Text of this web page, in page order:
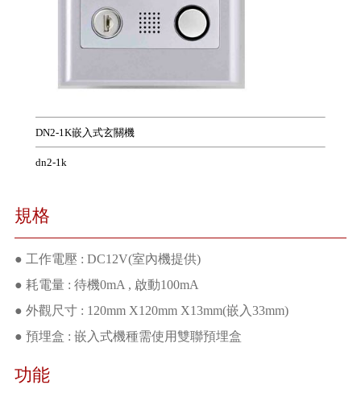
DN2-1K嵌入式玄關機
dn2-1k
規格
● 工作電壓 : DC12V(室內機提供)
● 耗電量 : 待機0mA , 啟動100mA
● 外觀尺寸 : 120mm X120mm X13mm(嵌入33mm)
● 預埋盒 : 嵌入式機種需使用雙聯預埋盒
功能